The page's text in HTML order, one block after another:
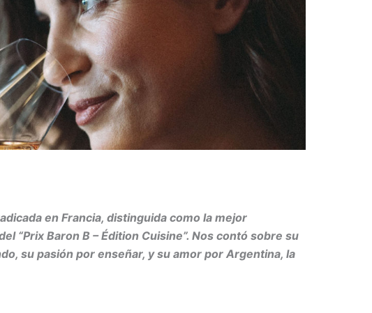
en Francia, distinguida como la mejor
“Prix Baron B – Édition Cuisine”. Nos contó sobre su
su pasión por enseñar, y su amor por Argentina, la